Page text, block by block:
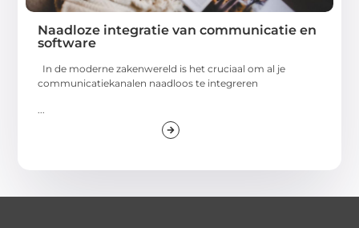
Naadloze integratie van communicatie en
software
In de moderne zakenwereld is het cruciaal om al je
communicatiekanalen naadloos te integreren